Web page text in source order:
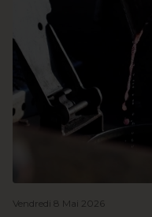
Vendredi 8 Mai 2026